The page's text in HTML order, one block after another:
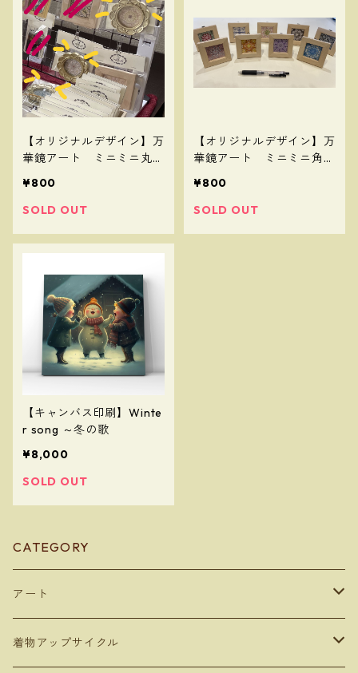
【オリジナルデザイン】万
華鏡アート ミニミニ丸フ
プリント）
¥800
SOLD OUT
【オリジナルデザイン】万
華鏡アート ミニミニ角フ
プリント）
¥800
SOLD OUT
【キャンバス印刷】Winte
r song ～冬の歌
¥8,000
SOLD OUT
CATEGORY
アート
デジタルコンテンツ
着物アップサイクル